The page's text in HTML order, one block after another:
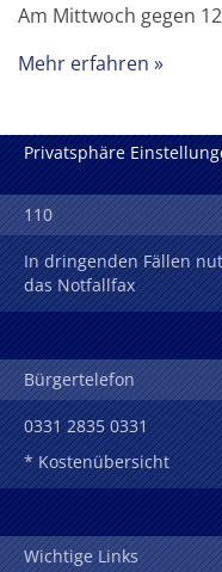
Am Mittwoch gegen
Mehr erfahren
Privatsphäre
110
In dringenden Fällen
das Notfallfax
Bürgertelefon
0331 2835 0331
* Kostenübersicht
Wichtige Links